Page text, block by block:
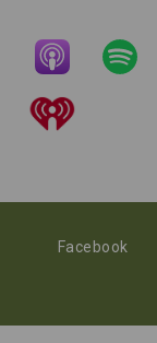
Facebook